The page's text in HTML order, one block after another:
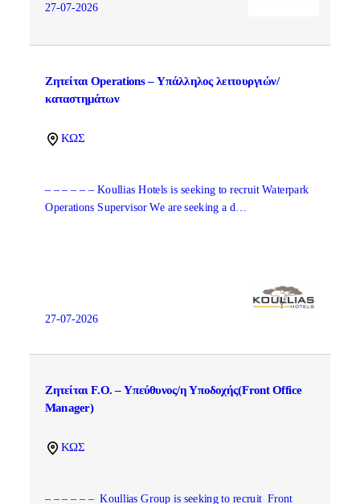
27-07-2026
Ζητείται Operations – Υπάλληλος λειτουργιών/
καταστημάτων
ΚΩΣ
– – – – – – Koullias Hotels is seeking to recruit Waterpark
Operations Supervisor We are seeking a d…
27-07-2026
Ζητείται F.O. – Υπεύθυνος/η Υποδοχής(Front Office
Manager)
ΚΩΣ
– – – – – – Koullias Group is seeking to recruit Front